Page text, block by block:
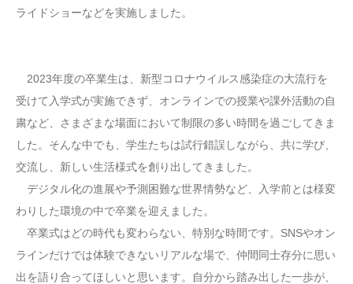
ライドショーなどを実施しました。
2023年度の卒業生は、新型コロナウイルス感染症の大流行を
受けて入学式が実施できず、オンラインでの授業や課外活動の自
粛など、さまざまな場面において制限の多い時間を過ごしてきま
した。そんな中でも、学生たちは試行錯誤しながら、共に学び、
交流し、新しい生活様式を創り出してきました。
デジタル化の進展や予測困難な世界情勢など、入学前とは様変
わりした環境の中で卒業を迎えました。
卒業式はどの時代も変わらない、特別な時間です。SNSやオン
ラインだけでは体験できないリアルな場で、仲間同士存分に思い
出を語り合ってほしいと思います。自分から踏み出した一歩が、